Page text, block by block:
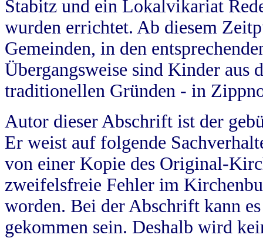
Stabitz und ein Lokalvikariat
wurden errichtet. Ab diesem
Gemeinden, in den
Übergangsweise sind Kinder aus
traditionellen Gründen - in
Autor dieser Abschrift ist der
Er weist auf folgende
von einer Kopie des Original-
zweifelsfreie Fehler im
worden. Bei der Abschrift kann
gekommen sein. Deshalb wird